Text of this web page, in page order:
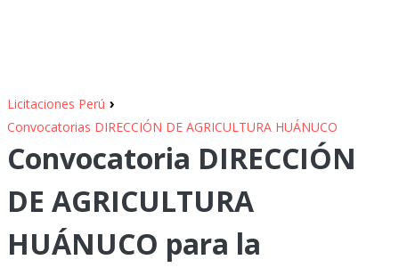
Licitaciones Perú ›
Convocatorias DIRECCIÓN DE AGRICULTURA HUÁNUCO
Convocatoria DIRECCIÓN
DE AGRICULTURA
HUÁNUCO para la